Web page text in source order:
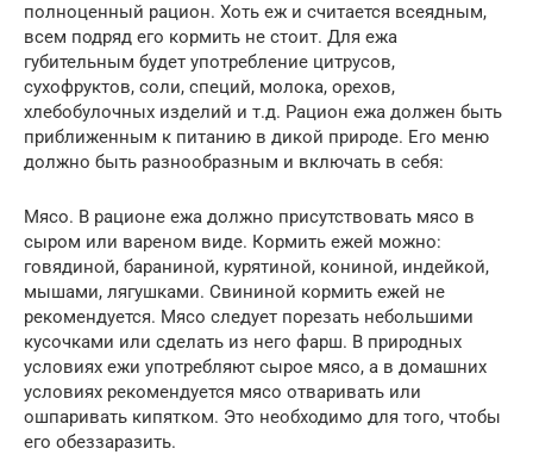
полноценный рацион. Хоть еж и считается всеядным,
всем подряд его кормить не стоит. Для ежа
губительным будет употребление цитрусов,
сухофруктов, соли, специй, молока, орехов,
хлебобулочных изделий и т.д. Рацион ежа должен быть
приближенным к питанию в дикой природе. Его меню
должно быть разнообразным и включать в себя:
Мясо. В рационе ежа должно присутствовать мясо в
сыром или вареном виде. Кормить ежей можно:
говядиной, бараниной, курятиной, кониной, индейкой,
мышами, лягушками. Свининой кормить ежей не
рекомендуется. Мясо следует порезать небольшими
кусочками или сделать из него фарш. В природных
условиях ежи употребляют сырое мясо, а в домашних
условиях рекомендуется мясо отваривать или
ошпаривать кипятком. Это необходимо для того, чтобы
его обеззаразить.